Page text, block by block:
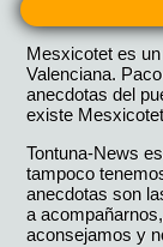
Mesxicotet es
Valenciana.
anecdotas del
existe
Tontuna-News
tampoco
anecdotas son
a
aconsejamos y